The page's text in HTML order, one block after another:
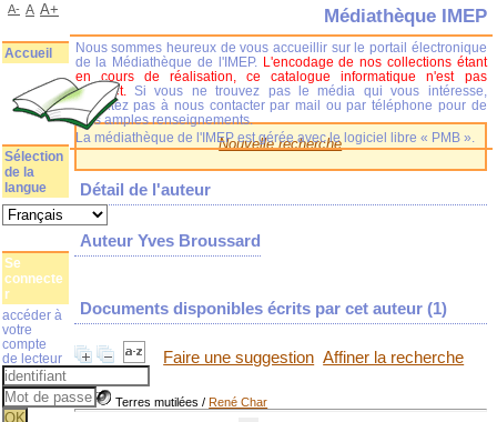
Nouvelle recherche
Détail de l'auteur
Auteur Yves Broussard
Documents disponibles écrits par cet auteur (1)
Faire une suggestion Affiner la recherche
Terres mutilées /René Char
Médiathèque IMEP
Nous sommes heureux de vous accueillir sur le portail électronique
de la Médiathèque de l'IMEP. L'encodage de nos collections étant
en cours de réalisation, ce catalogue informatique n'est pas
complet.
Si vous ne trouvez pas le média qui vous intéresse,
n'hésitez pas à nous contacter par mail ou par téléphone pour de
plus amples renseignements.
La médiathèque de l'IMEP est gérée avec le logiciel libre « PMB ».
A- A A+
Accueil
Sélection
de la
langue
Se
connecte
r
accéder à
votre
compte
de lecteur